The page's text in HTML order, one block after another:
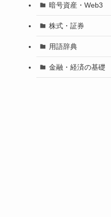
暗号資産・Web3
株式・証券
用語辞典
金融・経済の基礎